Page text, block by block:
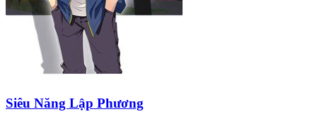
Siêu Năng Lập Phương